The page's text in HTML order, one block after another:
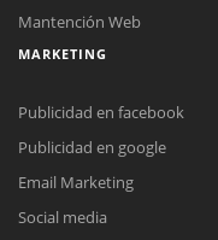
Mantención Web
MARKETING
Publicidad en facebook
Publicidad en google
Email Marketing
Social media